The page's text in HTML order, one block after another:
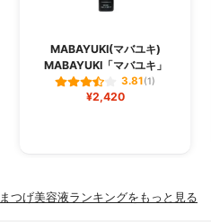
MABAYUKI(マバユキ)
MABAYUKI「マバユキ」
3.81(1)
¥2,420
まつげ美容液ランキングをもっと見る